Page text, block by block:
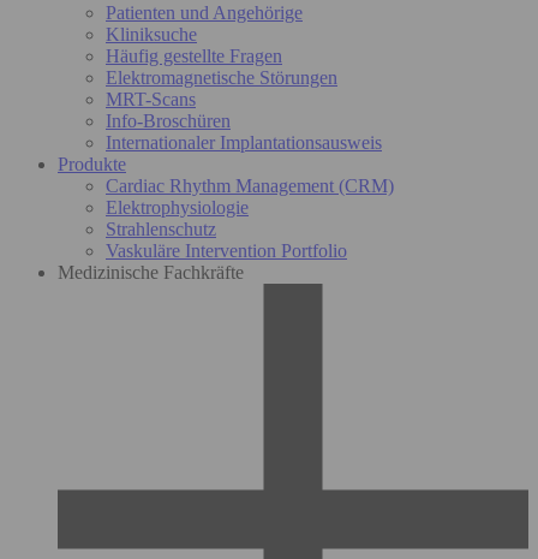
Patienten und Angehörige
Kliniksuche
Häufig gestellte Fragen
Elektromagnetische Störungen
MRT-Scans
Info-Broschüren
Internationaler Implantationsausweis
Produkte
Cardiac Rhythm Management (CRM)
Elektrophysiologie
Strahlenschutz
Vaskuläre Intervention Portfolio
Medizinische Fachkräfte